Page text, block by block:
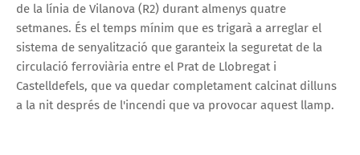
de la línia de Vilanova (R2) durant almenys quatre
setmanes. És el temps mínim que es trigarà a arreglar el
sistema de senyalització que garanteix la seguretat de la
circulació ferroviària entre el Prat de Llobregat i
Castelldefels, que va quedar completament calcinat dilluns
a la nit després de l'incendi que va provocar aquest llamp.